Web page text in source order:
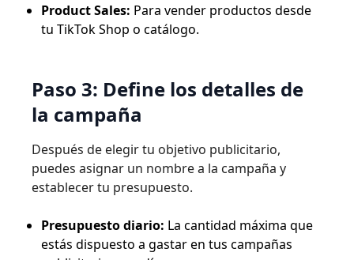
Product Sales: Para vender productos desde
tu TikTok Shop o catálogo.
Paso 3: Define los detalles de
la campaña
Después de elegir tu objetivo publicitario,
puedes asignar un nombre a la campaña y
establecer tu presupuesto.
Presupuesto diario: La cantidad máxima que
estás dispuesto a gastar en tus campañas